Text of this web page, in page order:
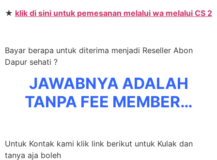
★ klik di sini untuk pemesanan melalui wa melalui CS 2
Bayar berapa untuk diterima menjadi Reseller Abon
Dapur sehati ?
JAWABNYA ADALAH
TANPA FEE MEMBER…
Untuk Kontak kami klik link berikut untuk Kulak dan
tanya aja boleh